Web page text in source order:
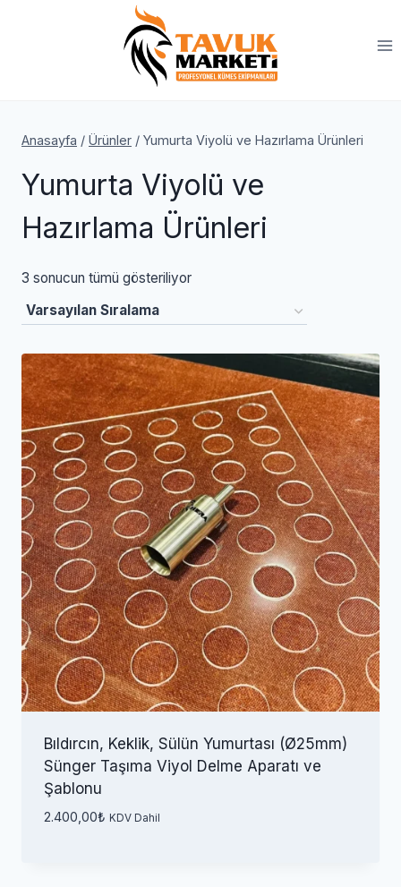
Anasayfa / Ürünler / Yumurta Viyolü ve Hazırlama Ürünleri
Yumurta Viyolü ve
Hazırlama Ürünleri
3 sonucun tümü gösteriliyor
Bıldırcın, Keklik, Sülün Yumurtası (Ø25mm)
Sünger Taşıma Viyol Delme Aparatı ve
Şablonu
2.400,00₺ KDV Dahil